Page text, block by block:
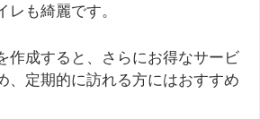
レも綺麗です。
作成すると、さらにお得なサービ
、定期的に訪れる方にはおすすめ